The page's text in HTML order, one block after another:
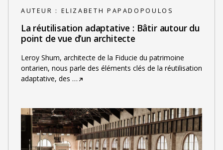
AUTEUR : ELIZABETH PAPADOPOULOS
La réutilisation adaptative : Bâtir autour du
point de vue d’un architecte
Leroy Shum, architecte de la Fiducie du patrimoine
ontarien, nous parle des éléments clés de la réutilisation
adaptative, des …